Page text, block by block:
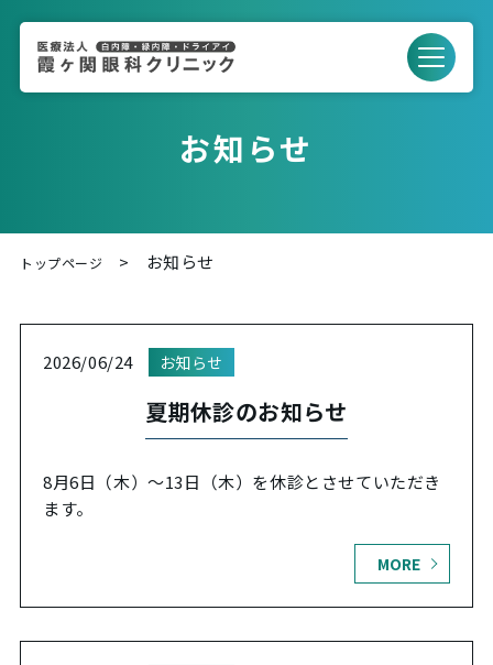
お知らせ
トップページ お知らせ
2026/06/24 お知らせ
夏期休診のお知らせ
8月6日（木）～13日（木）を休診とさせていただき
ます。
MORE